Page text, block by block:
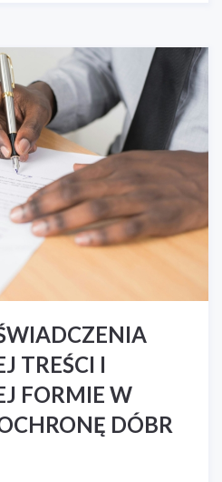
TREŚCI I
FORMIE W
DÓBR